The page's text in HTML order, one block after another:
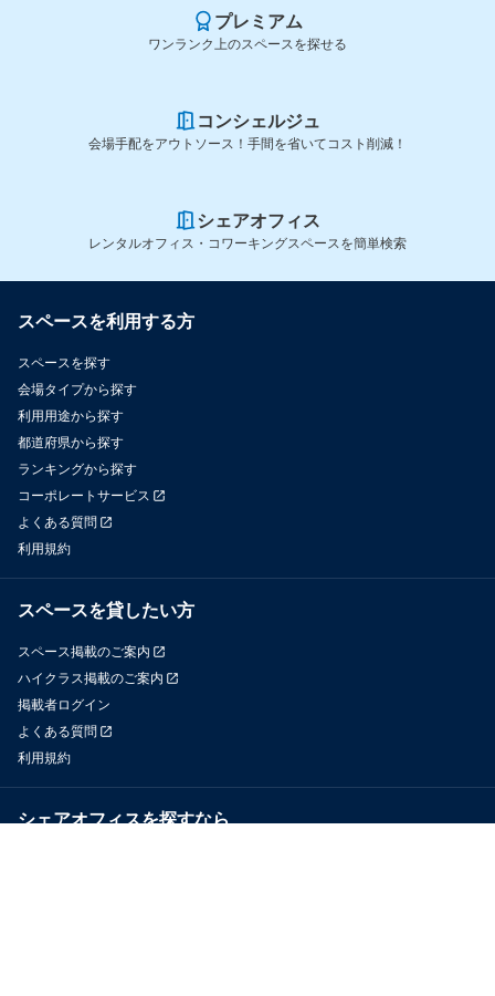
プレミアム
ワンランク上のスペースを探せる
コンシェルジュ
会場手配をアウトソース！手間を省いてコスト削減！
シェアオフィス
レンタルオフィス・コワーキングスペースを簡単検索
スペースを利用する方
スペースを探す
会場タイプから探す
利用用途から探す
都道府県から探す
ランキングから探す
コーポレートサービス
よくある質問
利用規約
スペースを貸したい方
スペース掲載のご案内
ハイクラス掲載のご案内
掲載者ログイン
よくある質問
利用規約
シェアオフィスを探すなら